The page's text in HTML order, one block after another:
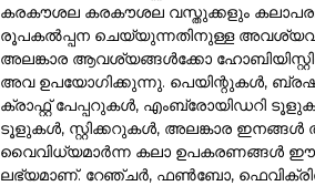
കരകൗശല കരകൗശല വസ്തുക്കളും
രൂപകൽപ്പന ചെയ്യുന്നതിനുള്ള
അലങ്കാര ആവശ്യങ്ങൾക്കോ
അവ ഉപയോഗിക്കുന്നു. പെയിന്റുകൾ,
ക്രാഫ്റ്റ് പേപ്പറുകൾ, എംബ്രോയിഡറി
ടൂളുകൾ, സ്റ്റിക്കറുകൾ, അലങ്കാര ഇനങ്ങൾ
വൈവിധ്യമാർന്ന കലാ ഉപകരണങ്ങൾ ഈ
ലഭ്യമാണ്. റേഞ്ചർ, ഫൺബോ,